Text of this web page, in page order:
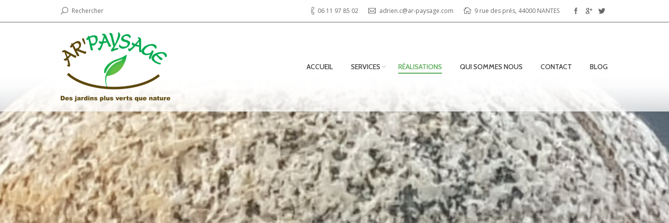
Rechercher 06 11 97 85 02 adrien.c@ar-paysage.com 9 rue des prés, 44000 NANTES
ACCUEIL SERVICES RÉALISATIONS QUI SOMMES NOUS CONTACT BLOG